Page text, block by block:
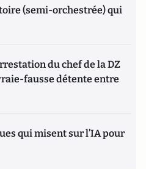
(semi-orchestrée) qui
du chef de la DZ
fausse détente entre
qui misent sur l’IA pour